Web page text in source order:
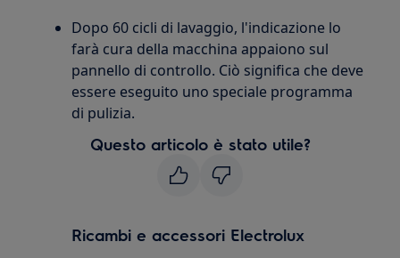
Dopo 60 cicli di lavaggio, l'indicazione lo
farà cura della macchina appaiono sul
pannello di controllo. Ciò significa che deve
essere eseguito uno speciale programma
di pulizia.
Questo articolo è stato utile?
Ricambi e accessori Electrolux